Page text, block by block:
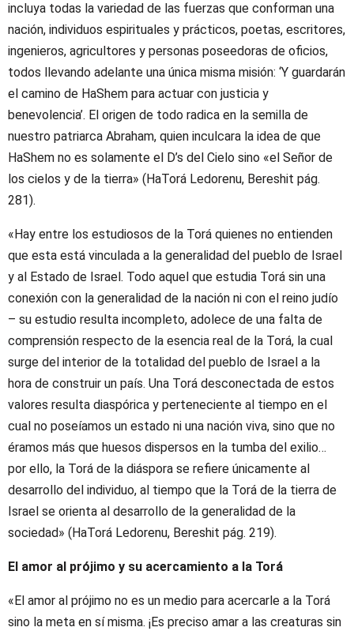
incluya todas la variedad de las fuerzas que conforman una
nación, individuos espirituales y prácticos, poetas, escritores,
ingenieros, agricultores y personas poseedoras de oficios,
todos llevando adelante una única misma misión: ‘Y guardarán
el camino de HaShem para actuar con justicia y
benevolencia’. El origen de todo radica en la semilla de
nuestro patriarca Abraham, quien inculcara la idea de que
HaShem no es solamente el D’s del Cielo sino «el Señor de
los cielos y de la tierra» (HaTorá Ledorenu, Bereshit pág.
281).
«Hay entre los estudiosos de la Torá quienes no entienden
que esta está vinculada a la generalidad del pueblo de Israel
y al Estado de Israel. Todo aquel que estudia Torá sin una
conexión con la generalidad de la nación ni con el reino judío
– su estudio resulta incompleto, adolece de una falta de
comprensión respecto de la esencia real de la Torá, la cual
surge del interior de la totalidad del pueblo de Israel a la
hora de construir un país. Una Torá desconectada de estos
valores resulta diaspórica y perteneciente al tiempo en el
cual no poseíamos un estado ni una nación viva, sino que no
éramos más que huesos dispersos en la tumba del exilio…
por ello, la Torá de la diáspora se refiere únicamente al
desarrollo del individuo, al tiempo que la Torá de la tierra de
Israel se orienta al desarrollo de la generalidad de la
sociedad» (HaTorá Ledorenu, Bereshit pág. 219).
El amor al prójimo y su acercamiento a la Torá
«El amor al prójimo no es un medio para acercarle a la Torá
sino la meta en sí misma. ¡Es preciso amar a las creaturas sin